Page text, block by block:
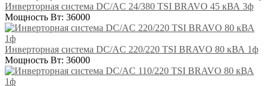
Инверторная система DC/AC 24/380 TSI BRAVO 45 кВА 3ф
Мощность Вт: 36000
Инверторная система DC/AC 220/220 TSI BRAVO 80 кВА 1ф
Мощность Вт: 36000